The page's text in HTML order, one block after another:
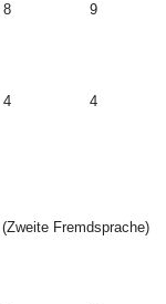
8 9
4 4
Fremdsprache)